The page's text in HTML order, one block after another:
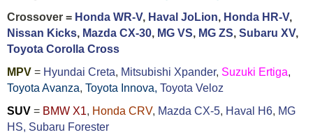
Crossover = Honda WR-V, Haval JoLion, Honda HR-V,
Nissan Kicks, Mazda CX-30, MG VS, MG ZS, Subaru XV,
Toyota Corolla Cross
MPV = Hyundai Creta, Mitsubishi Xpander, Suzuki Ertiga,
Toyota Avanza, Toyota Innova, Toyota Veloz
SUV = BMW X1, Honda CRV, Mazda CX-5, Haval H6, MG
HS, Subaru Forester